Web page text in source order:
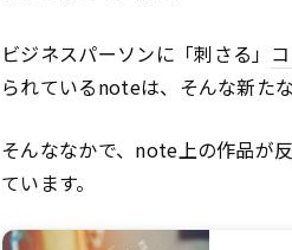
ビジネスパーソンに「刺さる」
られているnoteは、そんな新た
そんななかで、note上の作品が
ています。